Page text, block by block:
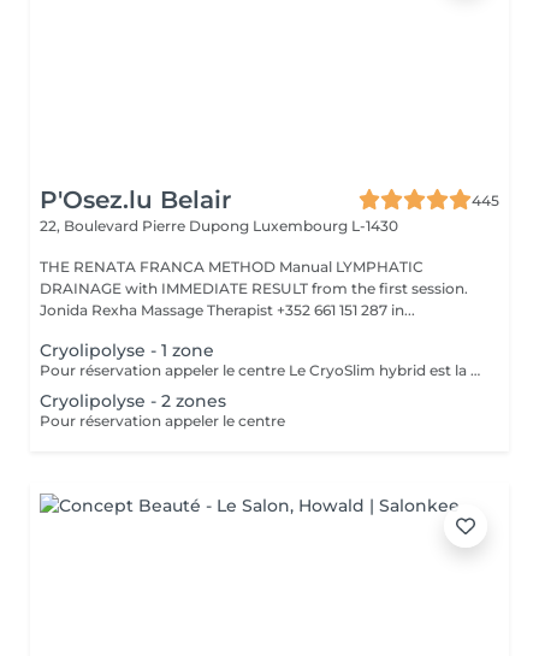
P'Osez.lu Belair
445
22, Boulevard Pierre Dupong Luxembourg L-1430
THE RENATA FRANCA METHOD Manual LYMPHATIC
DRAINAGE with IMMEDIATE RESULT from the first session.
Jonida Rexha Massage Therapist +352 661 151 287 in...
Cryolipolyse - 1 zone
Pour réservation appeler le centre Le CryoSlim hybrid est la nouvelle génération de Cryolipolyse médicale (traitement des cellules de graisse par le froid). CryoSlim hybrid est le seul appareil d'amincissement à garantir les résultats minceur cliniquement supérieurs à la moyenne et exclusivement avec des températures de traitement saines et sans danger pour l'organisme. Ce traitement concerne les hommes et les femmes qui présentent une ou plusieurs zones localisées souvent résistantes aux efforts de régime et sport : ventre, poignées d'amour, culotte de cheval, intérieur des cuisses, genoux, bras, dos.
Cryolipolyse - 2 zones
Pour réservation appeler le centre